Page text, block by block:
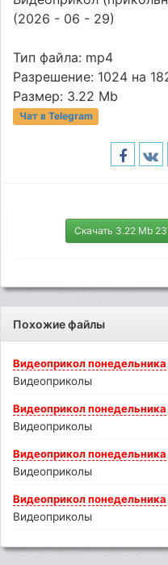
(2026 - 06 - 29)
Тип файла: mp4
Разрешение: 1024 на
Размер: 3.22 Mb
Чат в Telegram
Скачать 3.22 Mb
Похожие файлы
Видеоприкол понедельника
Видеоприколы
Видеоприкол понедельника
Видеоприколы
Видеоприкол понедельника
Видеоприколы
Видеоприкол понедельника
Видеоприколы